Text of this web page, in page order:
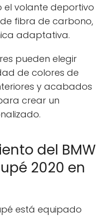
el volante deportivo
fibra de carbono,
adaptativa.
pueden elegir
de colores de
y acabados
crear un
del BMW
2020 en
está equipado